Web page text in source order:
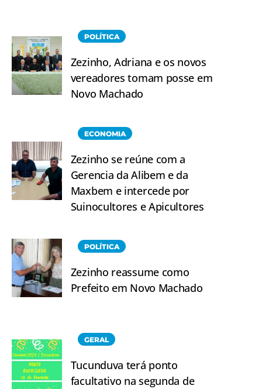
POLÍTICA
Zezinho, Adriana e os novos
vereadores tomam posse em
Novo Machado
ECONOMIA
Zezinho se reúne com a
Gerencia da Alibem e da
Maxbem e intercede por
Suinocultores e Apicultores
POLÍTICA
Zezinho reassume como
Prefeito em Novo Machado
GERAL
Tucunduva terá ponto
facultativo na segunda de